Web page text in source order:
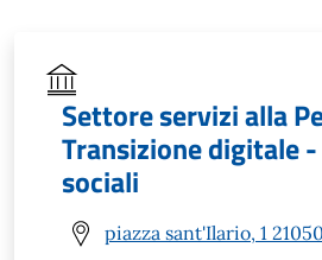
Settore servizi alla
Transizione digitale
sociali
piazza sant'Ilario, 1 21050